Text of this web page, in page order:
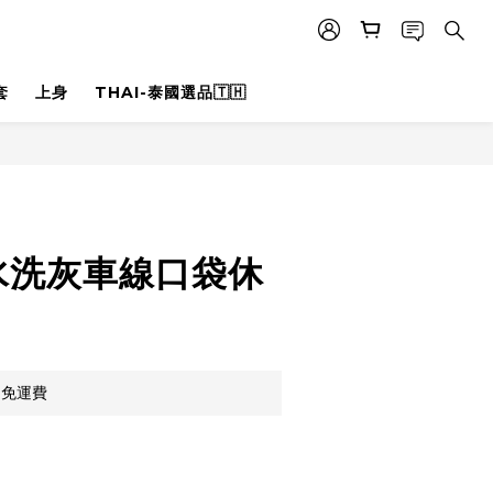
上身 THAI-泰國選品🇹🇭
灰車線口袋休
運費